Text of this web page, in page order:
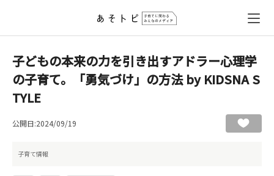
子どもの本来の力を引き出すアドラー心理学
の子育て。「勇気づけ」の方法 by KIDSNA S
TYLE
公開日:2024/09/19
子育て情報